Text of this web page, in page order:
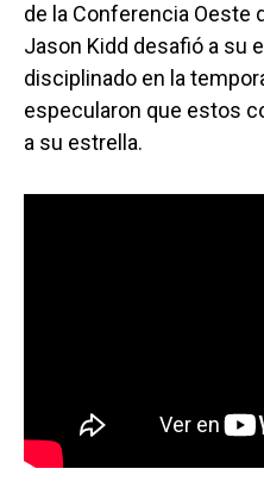
de la Conferencia Oeste
Jason Kidd desafió a su
disciplinado en la
especularon que estos
a su estrella.